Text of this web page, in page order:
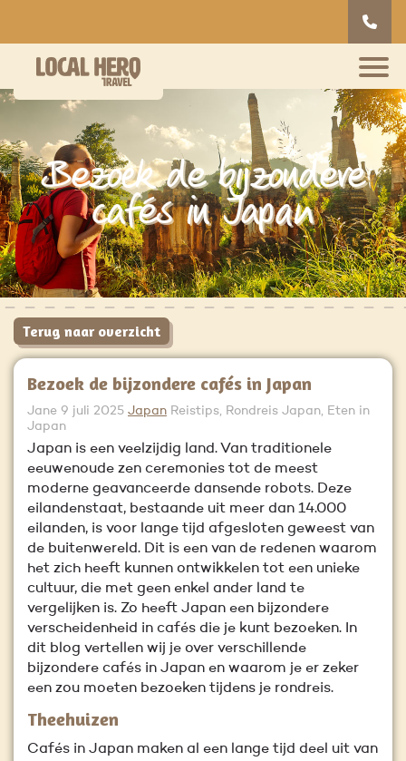
Bezoek de bijzondere
cafés in Japan
Bezoek de bijzondere cafés in Japan
Jane 9 juli 2025 Japan Reistips, Rondreis Japan, Eten in
Japan
Japan is een veelzijdig land. Van traditionele
eeuwenoude zen ceremonies tot de meest
moderne geavanceerde dansende robots. Deze
eilandenstaat, bestaande uit meer dan 14.000
eilanden, is voor lange tijd afgesloten geweest van
de buitenwereld. Dit is een van de redenen waarom
het zich heeft kunnen ontwikkelen tot een unieke
cultuur, die met geen enkel ander land te
vergelijken is. Zo heeft Japan een bijzondere
verscheidenheid in cafés die je kunt bezoeken. In
dit blog vertellen wij je over verschillende
bijzondere cafés in Japan en waarom je er zeker
een zou moeten bezoeken tijdens je rondreis.
Theehuizen
Cafés in Japan maken al een lange tijd deel uit van
Terug naar overzicht